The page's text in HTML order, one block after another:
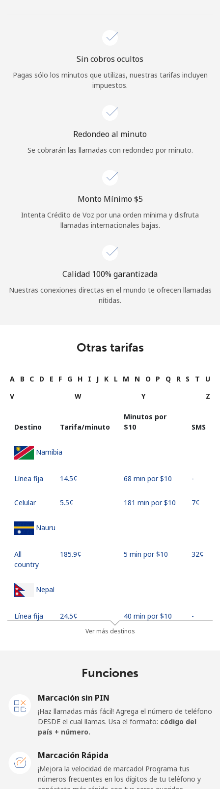
Inicia sesión oREGÍSTRATE →
Continuar con
Sin cobros ocultos
Pagas sólo los minutos que utilizas, nuestras tarifas incluyen
impuestos.
Redondeo al minuto
Se cobrarán las llamadas con redondeo por minuto.
Monto Mínimo ⁦$5⁩
Intenta Crédito de Voz por una orden mínima y disfruta
llamadas internacionales bajas.
Calidad 100% garantizada
Nuestras conexiones directas en el mundo te ofrecen llamadas
nítidas.
Otras tarifas
A B C D E F G H I J K L M N O P Q R S T
U
V
W Y Z
Destino Tarifa/minuto
Minutos por
⁦$10⁩
SMS
Namibia
Línea fija ⁦14.5¢⁩ 68 min por ⁦$10⁩ -
Celular ⁦5.5¢⁩ 181 min por ⁦$10⁩ ⁦7¢⁩
Nauru
All
country
⁦185.9¢⁩ 5 min por ⁦$10⁩ ⁦32¢⁩
Nepal
Línea fija ⁦24.5¢⁩ 40 min por ⁦$10⁩ -
⁦22.5¢⁩ 44 min por ⁦$10⁩ ⁦13¢⁩
Línea fija ⁦45.5¢⁩ 21 min por ⁦$10⁩
Ver más destinos
Funciones
Marcación sin PIN
¡Haz llamadas más fácil! Agrega el número de teléfono
DESDE el cual llamas. Usa el formato: código del
país + número.
Marcación Rápida
¡Mejora la velocidad de marcado! Programa tus
números frecuentes en los dígitos de tu teléfono y